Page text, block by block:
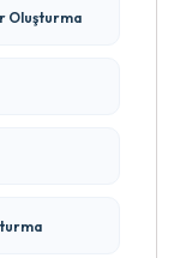
Oluşturma